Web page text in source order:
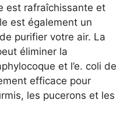
est rafraîchissante et
est également un
purifier votre air. La
éliminer la
et l’e. coli de
efficace pour
les pucerons et les